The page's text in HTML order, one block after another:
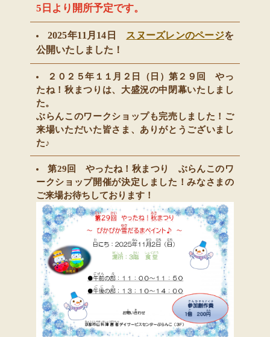
5日より開所予定です。
2025年11月14日 スヌーズレンのページを
公開いたしました！
２０２５年１１月２日（日）第２９回 やっ
たね！秋まつりは、大盛況の中閉幕いたしまし
た。
ぶらんこのワークショップも完売しました！ ご
来場いただいた皆さま、ありがとうございまし
た♪
第29回 やったね！秋まつり ぶらんこのワ
ークショップ開催が決定しました！みなさまの
ご来場お待ちしております！